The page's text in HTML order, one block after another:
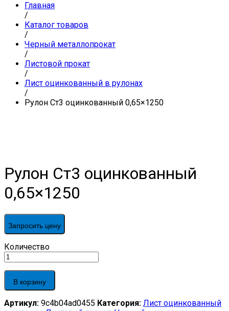
Главная
/
Каталог товаров
/
Черный металлопрокат
/
Листовой прокат
/
Лист оцинкованный в рулонах
/
Рулон Ст3 оцинкованный 0,65×1250
Рулон Ст3 оцинкованный
0,65×1250
Запросить цену
Рулон
Ст3
оцинкованный
0,65x1250
quantity
Количество
В корзину
Артикул: 9c4b04ad0455 Категория: Лист оцинкованный